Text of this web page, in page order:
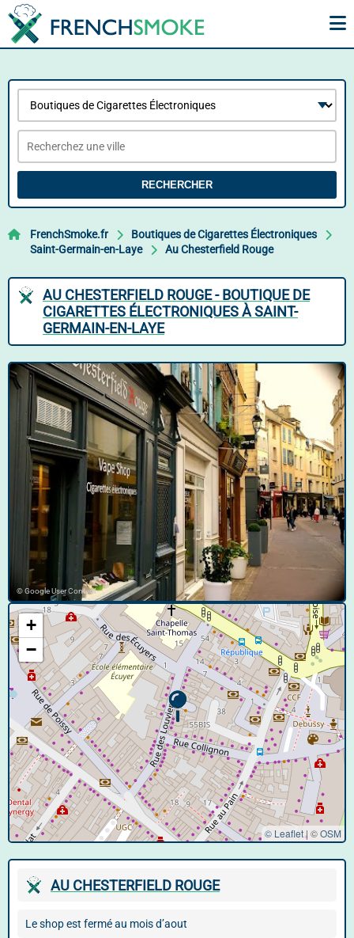
RECHERCHER
FrenchSmoke.fr
Boutiques de Cigarettes Électroniques
Saint-Germain-en-Laye
Au Chesterfield Rouge
AU CHESTERFIELD ROUGE - BOUTIQUE DE
CIGARETTES ÉLECTRONIQUES À SAINT-
GERMAIN-EN-LAYE
© Google User Content
+
−
© Leaflet| ©OSM
AU CHESTERFIELD ROUGE
Le shop est fermé au mois d’aout